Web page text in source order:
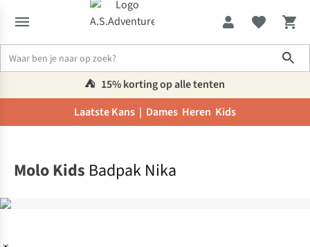
⛺️ 15% korting op alle tenten
Laatste Kans | Dames Heren Kids
Molo Kids Badpak Nika